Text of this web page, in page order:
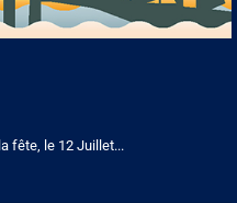
fête, le 12 Juillet...